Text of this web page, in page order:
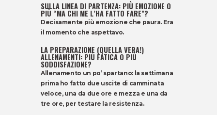
SULLA LINEA DI PARTENZA: PIÙ EMOZIONE O
PIÙ “MA CHI ME L’HA FATTO FARE”?
Decisamente più emozione che paura. Era
il momento che aspettavo.
LA PREPARAZIONE (QUELLA VERA!)
ALLENAMENTI: PIÙ FATICA O PIÙ
SODDISFAZIONE?
Allenamento un po’ spartano: la settimana
prima ho fatto due uscite di camminata
veloce, una da due ore e mezza e una da
tre ore, per testare la resistenza.